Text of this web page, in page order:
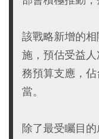
該戰略新增的
施，預估受益
務預算支應，佔
當。
除了最受矚目